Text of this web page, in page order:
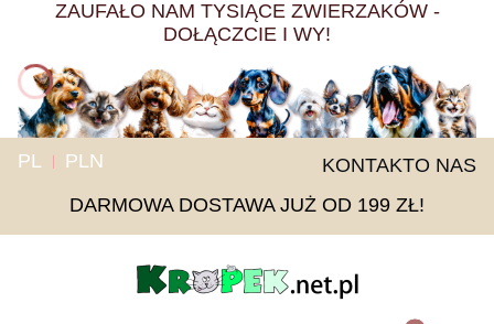
ZAUFAŁO NAM TYSIĄCE ZWIERZAKÓW -
DOŁĄCZCIE I WY!
PL PLN KONTAKTO NAS
DARMOWA DOSTAWA JUŻ OD 199 ZŁ!